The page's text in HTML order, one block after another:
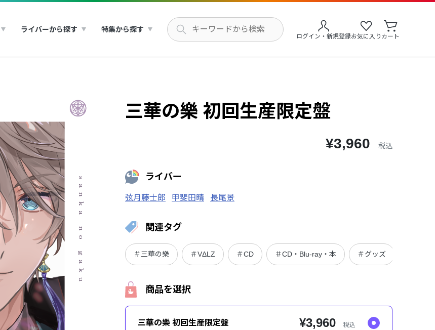
ライバーから探す 特集から探す
ログイン・新規登録お気に入り カート
三華の樂 初回生産限定盤
¥3,960 税込
ライバー
弦月藤士郎 甲斐田晴 長尾景
関連タグ
＃三華の樂 ＃VΔLZ ＃CD ＃CD・Blu-ray・本 ＃グッズ
商品を選択
三華の樂 初回生産限定盤 ¥3,960 税込